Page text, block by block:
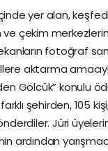
içinde yer alan,
ve çekim
fotoğraf
aktarma
Gölcük” konulu
farklı şehirden, 105
Jüri
ardından